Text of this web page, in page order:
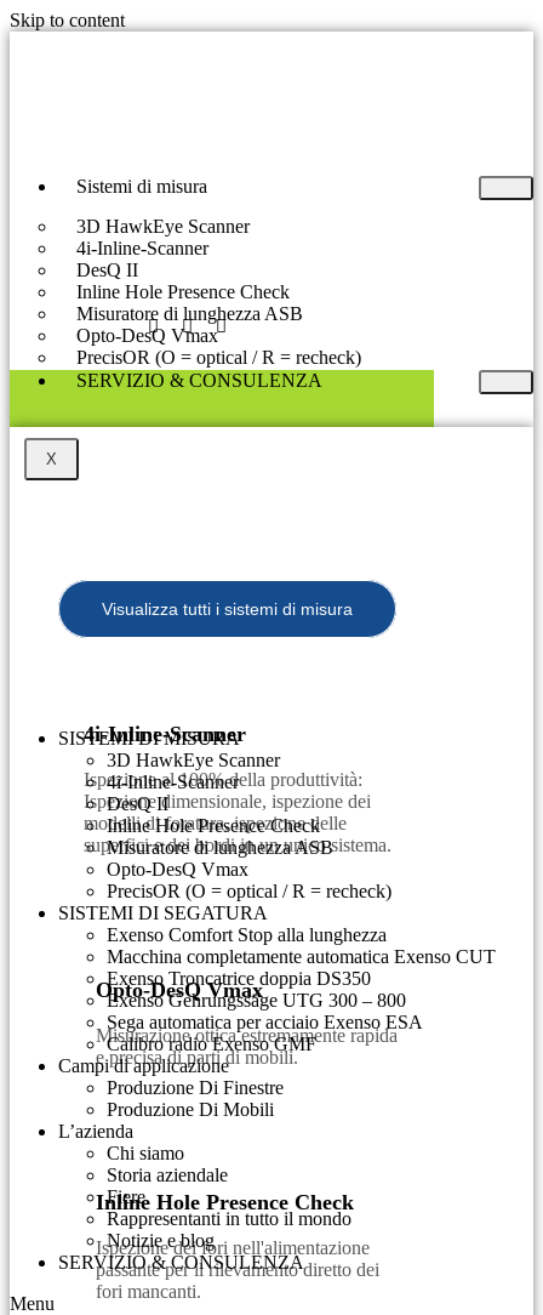
Skip to content
Sistemi di misura
3D HawkEye Scanner
4i-Inline-Scanner
DesQ II
Inline Hole Presence Check
Misuratore di lunghezza ASB
Opto-DesQ Vmax
PrecisOR (O = optical / R = recheck)
Visualizza tutti i sistemi di misura
4i-Inline-Scanner
Ispezione al 100% della produttività:
Ispezione dimensionale, ispezione dei
modelli di foratura, ispezione delle
superfici e dei bordi in un unico sistema.
Opto-DesQ Vmax
Misurazione ottica estremamente rapida
e precisa di parti di mobili.
Inline Hole Presence Check
Ispezione dei fori nell'alimentazione
passante per il rilevamento diretto dei
fori mancanti.
SERVIZIO & CONSULENZA​
X
SISTEMI DI MISURA
3D HawkEye Scanner
4i-Inline-Scanner
DesQ II
Inline Hole Presence Check
Misuratore di lunghezza ASB
Opto-DesQ Vmax
PrecisOR (O = optical / R = recheck)
SISTEMI DI SEGATURA
Exenso Comfort Stop alla lunghezza
Macchina completamente automatica Exenso CUT
Exenso Troncatrice doppia DS350
Exenso Gehrungssäge UTG 300 – 800
Sega automatica per acciaio Exenso ESA
Calibro radio Exenso GMF
Campi di applicazione
Produzione Di Finestre
Produzione Di Mobili
L’azienda
Chi siamo
Storia aziendale
Fiere
Rappresentanti in tutto il mondo
Notizie e blog
SERVIZIO & CONSULENZA​
Menu